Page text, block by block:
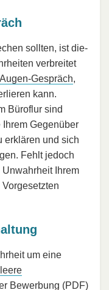
sollten, ist die-
verbreitet
Gespräch,
kann.
Büroflur sind
Gegenüber
erklären und sich
Fehlt jedoch
Ihrem
um eine
leere
Bewerbung (PDF)